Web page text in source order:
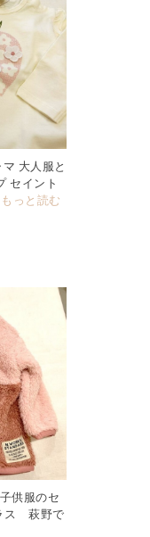
大人服と
セイント
もっと読む
供服のセ
ス 萩野で